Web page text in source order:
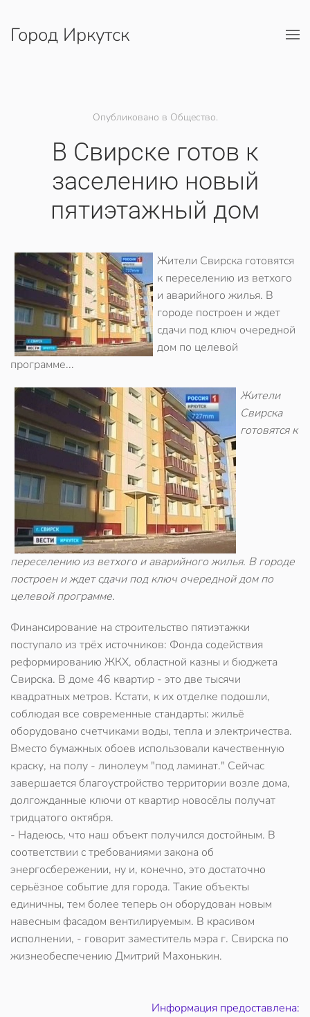
Перейти к содержимому
Город Иркутск
Опубликовано в Общество.
В Свирске готов к
заселению новый
пятиэтажный дом
Жители Свирска готовятся
к переселению из ветхого
и аварийного жилья. В
городе построен и ждет
сдачи под ключ очередной
дом по целевой
программе...
Жители
Свирска
готовятся к
переселению из ветхого и аварийного жилья. В городе
построен и ждет сдачи под ключ очередной дом по
целевой программе.
Финансирование на строительство пятиэтажки
поступало из трёх источников: Фонда содействия
реформированию ЖКХ, областной казны и бюджета
Свирска. В доме 46 квартир - это две тысячи
квадратных метров. Кстати, к их отделке подошли,
соблюдая все современные стандарты: жильё
оборудовано счетчиками воды, тепла и электричества.
Вместо бумажных обоев использовали качественную
краску, на полу - линолеум "под ламинат." Сейчас
завершается благоустройство территории возле дома,
долгожданные ключи от квартир новосёлы получат
тридцатого октября.
- Надеюсь, что наш объект получился достойным. В
соответствии с требованиями закона об
энергосбережении, ну и, конечно, это достаточно
серьёзное событие для города. Такие объекты
единичны, тем более теперь он оборудован новым
навесным фасадом вентилируемым. В красивом
исполнении, - говорит заместитель мэра г. Свирска по
жизнеобеспечению Дмитрий Махонькин.
Информация предоставлена: